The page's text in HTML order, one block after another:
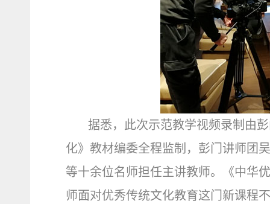
据悉，此次示范教学视频录制由
化》教材编委全程监制，彭门讲师团
等十余位名师担任主讲教师。《中华
师面对优秀传统文化教育这门新课程